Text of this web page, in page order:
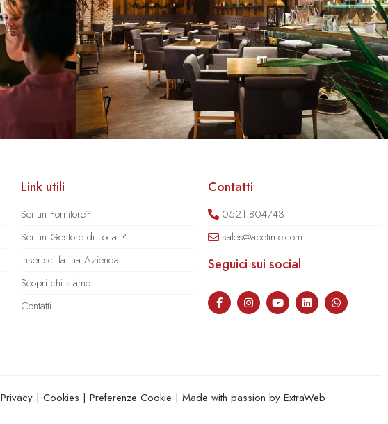
Link utili
Sei un Fornitore?
Sei un Gestore di Locali?
Inserisci la tua Azienda
Scopri chi siamo
Contatti
Contatti
0521.804743
sales@apetime.com
Seguici sui social
Privacy | Cookies | Preferenze Cookie | Made with passion by ExtraWeb